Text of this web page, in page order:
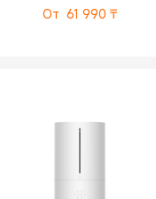
От 61 990 ₸